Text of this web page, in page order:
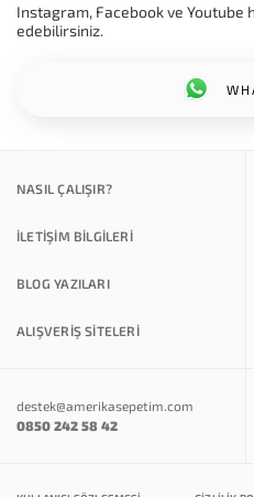
Instagram, Facebook ve Youtube
edebilirsiniz.
NASIL ÇALIŞIR?
İLETİŞİM BİLGİLERİ
BLOG YAZILARI
ALIŞVERİŞ SİTELERİ
destek@amerikasepetim.com
0850 242 58 42